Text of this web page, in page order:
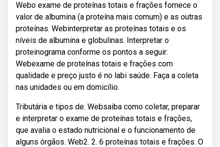
Webo exame de proteínas totais e frações fornece o
valor de albumina (a proteína mais comum) e as outras
proteínas. Webinterpretar as proteínas totais e os
níveis de albumina e globulinas. Interpretar o
proteinograma conforme os pontos a seguir:
Webexame de proteínas totais e frações com
qualidade e preço justo é no labi saúde. Faça a coleta
nas unidades ou em domicílio.
Tributária e tipos de. Websaiba como coletar, preparar
e interpretar o exame de proteínas totais e frações,
que avalia o estado nutricional e o funcionamento de
alguns órgãos. Web2. 2. 6 proteínas totais e frações. O